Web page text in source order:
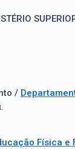
/
Física e